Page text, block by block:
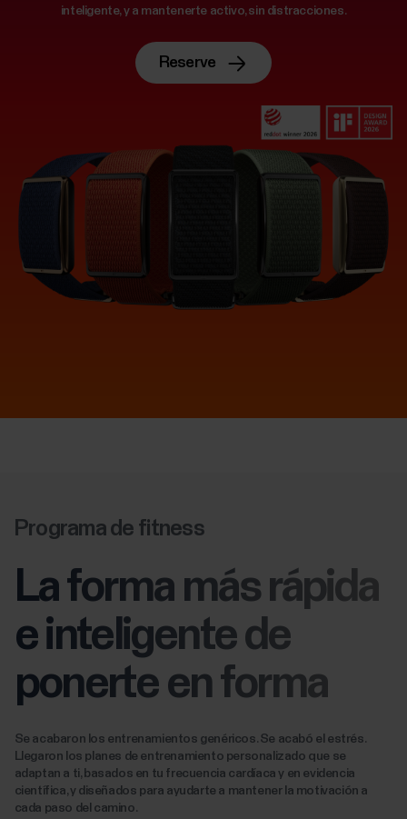
inteligente, y a mantenerte activo, sin distracciones.
Reserve
Programa de fitness
La forma más rápida
e inteligente de
ponerte en forma
‎Se acabaron los entrenamientos genéricos. Se acabó el estrés.
Llegaron los planes de entrenamiento personalizado que se
adaptan a ti, basados en tu frecuencia cardíaca y en evidencia
científica, y diseñados para ayudarte a mantener la motivación a
cada paso del camino.